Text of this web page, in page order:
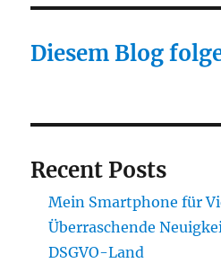
Diesem Blog
Recent Posts
Mein Smartphone für
Überraschende
DSGVO-Land